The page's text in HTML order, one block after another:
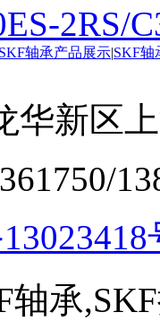
2RS/
SKF轴承产品展示|SKF轴
华新区
轴承